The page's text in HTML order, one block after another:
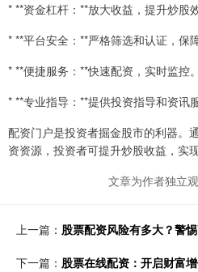
* **资金杠杆：**放大收益，提升炒股效
* **平台安全：**严格筛选和认证，保
* **便捷服务：**快速配资，实时监控。
* **专业指导：**提供投资指导和资讯服
配资门户是投资者掘金股市的利器。
资资源，投资者可提升炒股收益，实
文章为作者独立
上一篇： 股票配资风险有多大？警
下一篇： 股票在线配资：开启财富